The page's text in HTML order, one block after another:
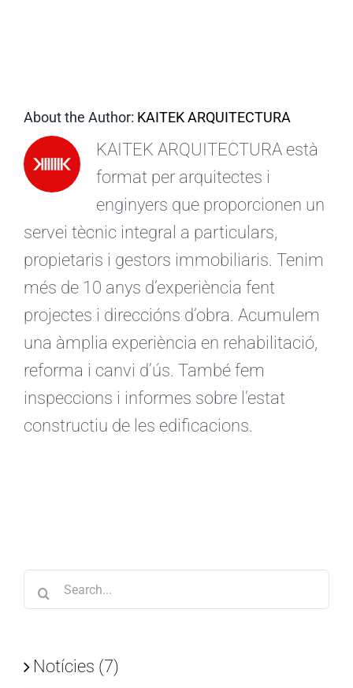
About the Author: KAITEK ARQUITECTURA
KAITEK ARQUITECTURA està
format per arquitectes i
enginyers que proporcionen un
servei tècnic integral a particulars,
propietaris i gestors immobiliaris. Tenim
més de 10 anys d’experiència fent
projectes i direccións d’obra. Acumulem
una àmplia experiència en rehabilitació,
reforma i canvi d’ús. També fem
inspeccions i informes sobre l’estat
constructiu de les edificacions.
Search
for:
Notícies (7)